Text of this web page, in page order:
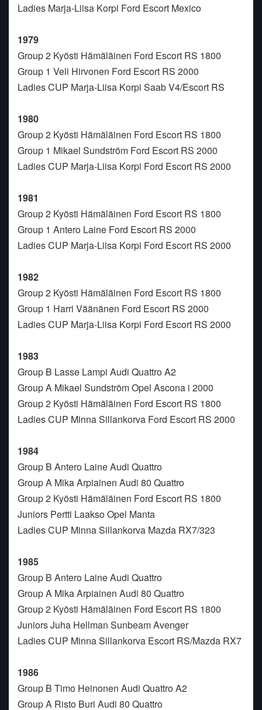
Ladies Marja-Liisa Korpi Ford Escort Mexico
1979
Group 2 Kyösti Hämäläinen Ford Escort RS 1800
Group 1 Veli Hirvonen Ford Escort RS 2000
Ladies CUP Marja-Liisa Korpi Saab V4/Escort RS
1980
Group 2 Kyösti Hämäläinen Ford Escort RS 1800
Group 1 Mikael Sundström Ford Escort RS 2000
Ladies CUP Marja-Liisa Korpi Ford Escort RS 2000
1981
Group 2 Kyösti Hämäläinen Ford Escort RS 1800
Group 1 Antero Laine Ford Escort RS 2000
Ladies CUP Marja-Liisa Korpi Ford Escort RS 2000
1982
Group 2 Kyösti Hämäläinen Ford Escort RS 1800
Group 1 Harri Väänänen Ford Escort RS 2000
Ladies CUP Marja-Liisa Korpi Ford Escort RS 2000
1983
Group B Lasse Lampi Audi Quattro A2
Group A Mikael Sundström Opel Ascona i 2000
Group 2 Kyösti Hämäläinen Ford Escort RS 1800
Ladies CUP Minna Sillankorva Ford Escort RS 2000
1984
Group B Antero Laine Audi Quattro
Group A Mika Arpiainen Audi 80 Quattro
Group 2 Kyösti Hämäläinen Ford Escort RS 1800
Juniors Pertti Laakso Opel Manta
Ladies CUP Minna Sillankorva Mazda RX7/323
1985
Group B Antero Laine Audi Quattro
Group A Mika Arpiainen Audi 80 Quattro
Group 2 Kyösti Hämäläinen Ford Escort RS 1800
Juniors Juha Hellman Sunbeam Avenger
Ladies CUP Minna Sillankorva Escort RS/Mazda RX7
1986
Group B Timo Heinonen Audi Quattro A2
Group A Risto Buri Audi 80 Quattro